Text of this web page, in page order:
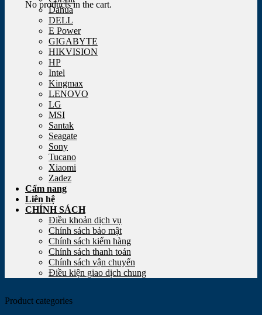
No products in the cart.
Dahua
DELL
E Power
GIGABYTE
HIKVISION
HP
Intel
Kingmax
LENOVO
LG
MSI
Santak
Seagate
Sony
Tucano
Xiaomi
Zadez
Cẩm nang
Liên hệ
CHÍNH SÁCH
Điều khoản dịch vụ
Chính sách bảo mật
Chính sách kiểm hàng
Chính sách thanh toán
Chính sách vận chuyển
Điều kiện giao dịch chung
Product categories